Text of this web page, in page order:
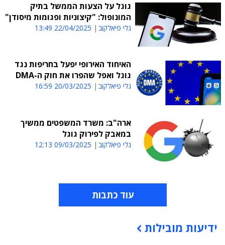
גוגל על הצעות הממשל בתיק
המונופול: "קיצוניות ופגומות מיסודן"
גלי פיאלקוב 22/04/2025 13:49
האיחוד האירופי יפעל בחריפות נגד
גוגל ואפל שהפרו את חוק ה-DMA
גלי פיאלקוב 20/03/2025 16:59
ארה"ב: משרד המשפטים ממשיך
במאבק לפירוק גוגל
גלי פיאלקוב 09/03/2025 12:13
עוד כתבות
תוכן פרסומי
ידיעות מובילות